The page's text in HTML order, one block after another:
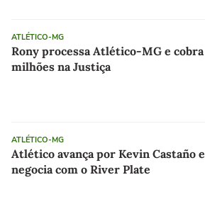
ATLÉTICO-MG
Rony processa Atlético-MG e cobra
milhões na Justiça
ATLÉTICO-MG
Atlético avança por Kevin Castaño e
negocia com o River Plate